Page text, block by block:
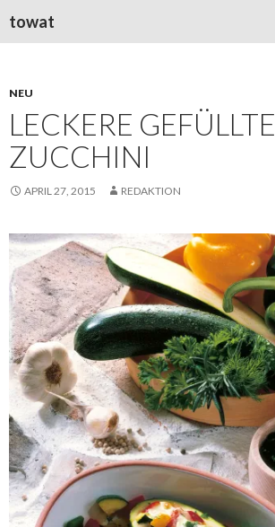
towat
NEU
LECKERE GEFÜLLTE
ZUCCHINI
APRIL 27, 2015 REDAKTION